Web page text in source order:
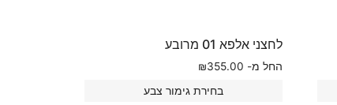
לחצני אלפא 01 מרובע
החל מ- ₪355.00
בחירת גימור צבע